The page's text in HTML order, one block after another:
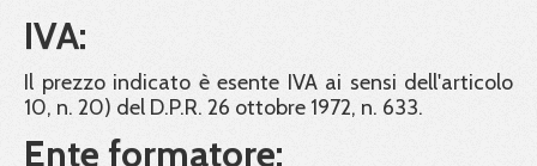
IVA:
Il prezzo indicato è esente IVA ai sensi dell'articolo
10, n. 20) del D.P.R. 26 ottobre 1972, n. 633.
Ente formatore: